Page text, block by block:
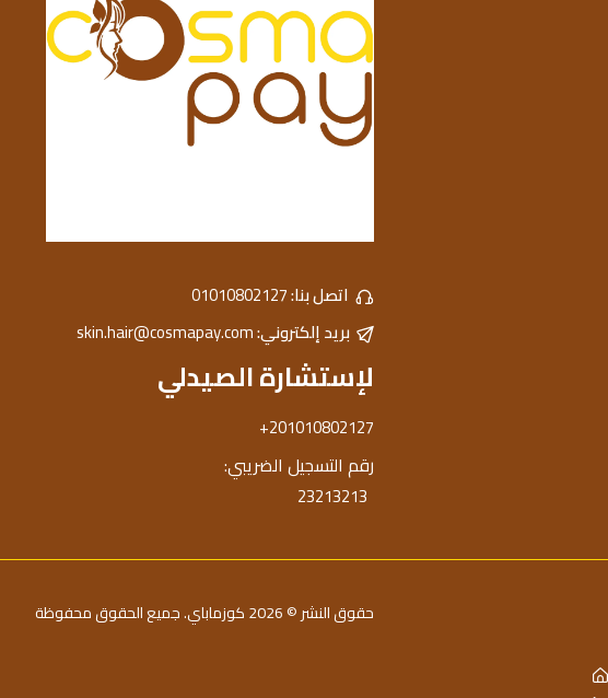
اتصل بنا:01010802127
بريد إلكتروني:skin.hair@cosmapay.com
لإستشارة الصيدلي
+201010802127
رقم التسجيل الضريبي:
23213213
حقوق النشر © 2026 كوزماباي. جميع الحقوق محفوظة